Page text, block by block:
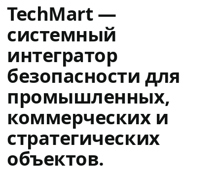
TechMart —
системный
интегратор
безопасности для
промышленных,
коммерческих и
стратегических
объектов.